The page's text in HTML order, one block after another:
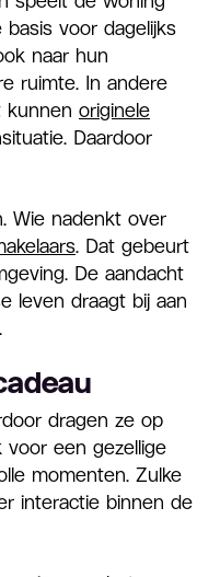
voor dagelijks
naar hun
ruimte. In andere
kunnen originele
Daardoor
Wie nadenkt over
. Dat gebeurt
De aandacht
leven draagt bij aan
dragen ze op
voor een gezellige
momenten. Zulke
interactie binnen de